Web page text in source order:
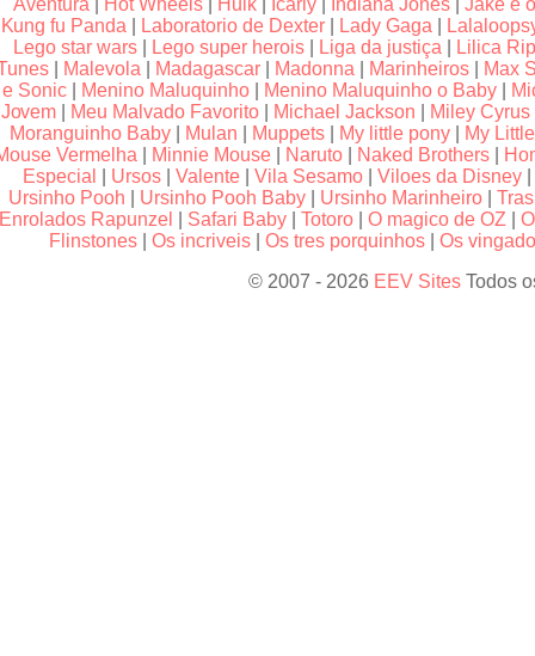
Aventura
Hot Wheels Hulk Icarly Indiana Jones
Jake e
Kung fu Panda
Laboratorio de Dexter Lady Gaga
Lego star wars
Lego super herois Liga da justiça
Lilica
Malevola Madagascar Madonna Marinheiros
Max
e Sonic
Menino Maluquinho Menino Maluquinho o Baby
Jovem
Meu Malvado Favorito Michael Jackson Miley Cyrus
Moranguinho Baby
Mulan Muppets My little pony
My
Vermelha
Minnie Mouse Naruto Naked Brothers
Especial
Ursos |Valente |Vila Sesamo |Viloes da Disney
Ursinho Pooh
Ursinho Pooh Baby Ursinho Marinheiro |
Enrolados Rapunzel
Safari Baby Totoro O magico de OZ
Flinstones |Os incriveis |Os tres porquinhos |Os
© 2007 - 2026 EEV Sites Todos